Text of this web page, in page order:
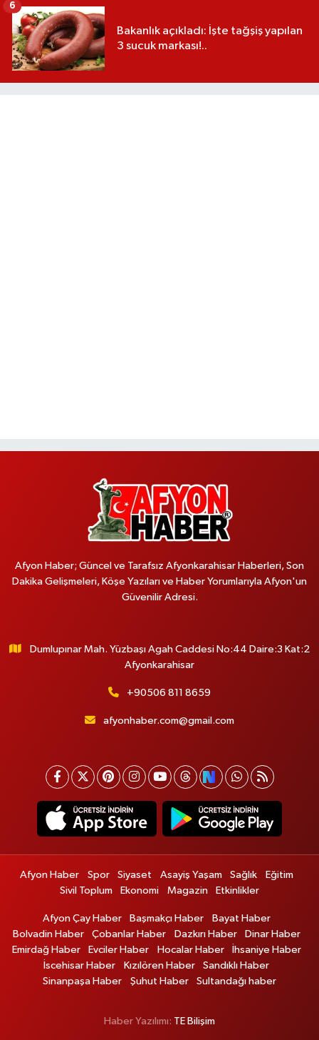
Bakanlık açıkladı: İşte tağşiş yapılan
3 sucuk markası!..
6
Afyon Haber; Güncel ve Tarafsız Afyonkarahisar Haberleri, Son
Dakika Gelişmeleri, Köşe Yazıları ve Haber Yorumlarıyla Afyon'un
Güvenilir Adresi.
Dumlupınar Mah. Yüzbaşı Agah Caddesi No:44 Daire:3 Kat:2
Afyonkarahisar
+90506 811 8659
afyonhaber.com@gmail.com
Afyon Haber Spor Siyaset Asayiş Yaşam Sağlık
Eğitim
Sivil Toplum
Ekonomi Magazin Etkinlikler
Afyon Çay Haber Başmakçı Haber
Bayat Haber
Bolvadin Haber
Çobanlar Haber Dazkırı Haber
Dinar Haber
Emirdağ Haber
Evciler Haber Hocalar Haber
İhsaniye Haber
İscehisar Haber
Kızılören Haber
Sandıklı Haber
Sinanpaşa Haber
Şuhut Haber Sultandağı haber
Haber Yazılımı: TE Bilişim